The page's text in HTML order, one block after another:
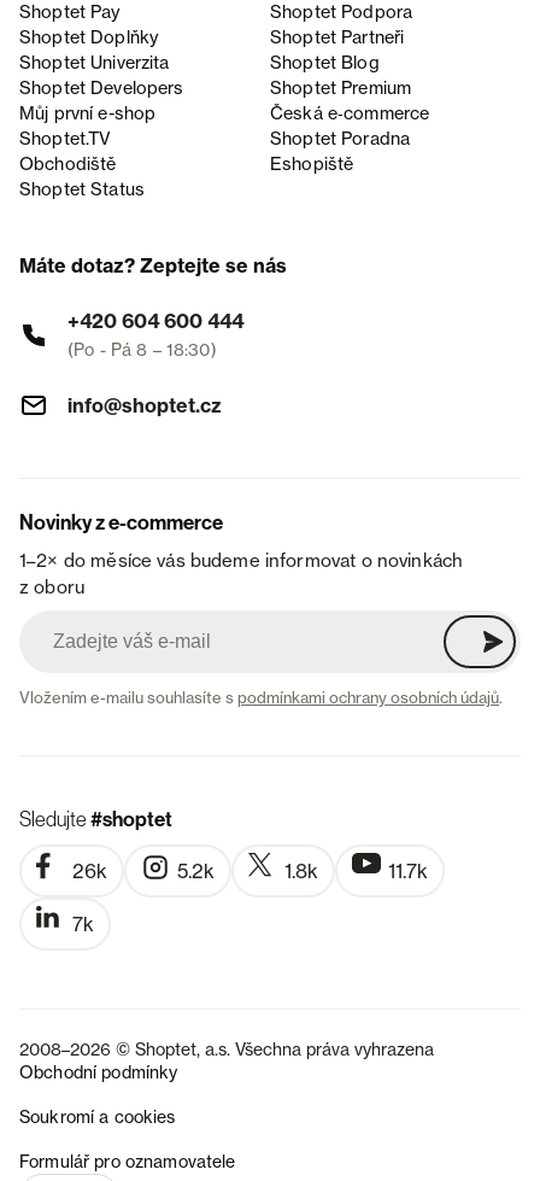
Shoptet Pay
Shoptet Podpora
Shoptet Doplňky
Shoptet Partneři
Shoptet Univerzita
Shoptet Blog
Shoptet Developers
Shoptet Premium
Můj první e-shop
Česká e‑commerce
Shoptet.TV
Shoptet Poradna
Obchodiště
Eshopiště
Shoptet Status
Máte dotaz? Zeptejte se nás
+420 604 600 444
(Po - Pá 8 – 18:30)
info@shoptet.cz
Novinky z e-commerce
1–2× do měsíce vás budeme informovat o novinkách
z oboru
Vložením e-mailu souhlasíte spodmínkami ochrany osobních údajů.
Sledujte#shoptet
26k 5.2k 1.8k 11.7k
7k
2008–2026 © Shoptet, a.s. Všechna práva vyhrazena
Obchodní podmínky
Soukromí a cookies
Formulář pro oznamovatele